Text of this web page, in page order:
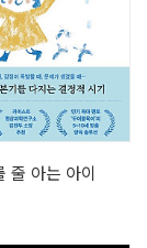
줄 아는 아이